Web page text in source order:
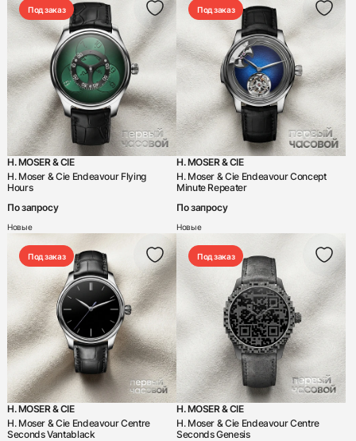
Под заказ
H. MOSER & CIE
H. Moser & Cie Endeavour Flying
Hours
По запросу
Новые
Под заказ
H. MOSER & CIE
H. Moser & Cie Endeavour Concept
Minute Repeater
По запросу
Новые
Под заказ
H. MOSER & CIE
H. Moser & Cie Endeavour Centre
Seconds Vantablack
Под заказ
H. MOSER & CIE
H. Moser & Cie Endeavour Centre
Seconds Genesis